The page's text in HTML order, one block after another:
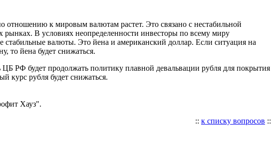
отношению к мировым валютам растет. Это связано с нестабильной
В условиях неопределенности инвесторы по всему миру
стабильные валюты. Это йена и американский доллар. Если ситуация на
то йена будет снижаться.
РФ будет продолжать политику плавной девальвации рубля для покрытия
курс рубля будет снижаться.
Хауз".
:: к списку вопросов ::